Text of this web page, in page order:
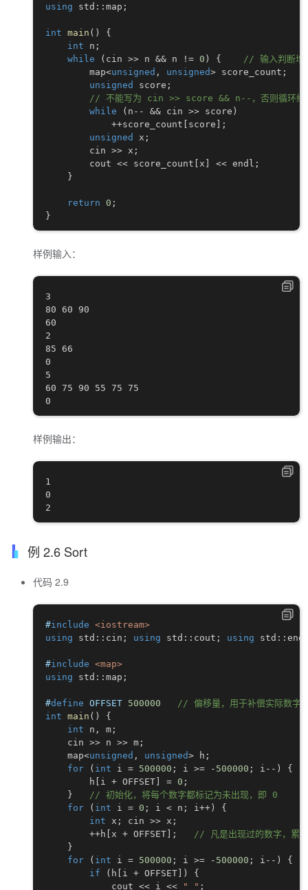
using std :: map ;
int main ( )
{
int n ;
while
( cin >> n && n != 0 ) {
// 输入判断增
        map
<unsigned , unsigned> score_count ;
unsigned
score ;
// 不能写为 cin >> score && n--，否则循环结
while
( n -- && cin >> score )
++score_count score
;
unsigned
x ;
        cin
>> x ;
        cout
<< score_count x << endl ;
}
return 0 ;
}
样例输入：
3
80 60 90
60
2
85 66
0
5
60 75 90 55 75 75
样例输出：
1
0
例 2.6 Sort
代码 2.9
#include <iostream>
using std :: cin ; using std :: cout ; using std ::
#include <map>
using std :: map ;
#define OFFSET 500000
// 偏移量，用于补偿实际数字
int main ( )
{
int n , m ;
    cin
>> n >> m ;
    map
<unsigned , unsigned> h ;
for
( int i = 500000 ; i >= - 500000 ; i -- )
{
        h
i + OFFSET = 0 ;
}
// 初始化，将每个数字都标记为未出现，即 0
for
( int i = 0 ; i < n ; i++ )
{
int x ; cin >> x ;
++h x + OFFSET ;
// 凡是出现过的数字，累
}
for
( int i = 500000 ; i >= - 500000 ; i -- )
{
if
( h i + OFFSET )
{
            cout
<< i << " " ;